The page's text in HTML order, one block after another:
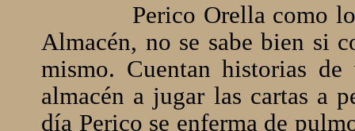
Perico Orella como
Almacén, no se sabe bien si
mismo. Cuentan historias
almacén a jugar las cartas a
día Perico se enferma de